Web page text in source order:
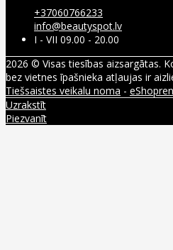
+37060766233
info@beautyspot.lv
I - VII 09.00 - 20.00
2026 © Visas tiesības aizsargātas.
bez vietnes īpašnieka atļaujas ir
Tiešsaistes veikalu noma -
Uzrakstīt
Piezvanīt